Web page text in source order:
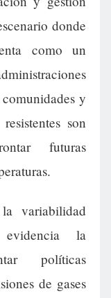
donde
como un
y
son
futuras
variabilidad
la
políticas
de gases